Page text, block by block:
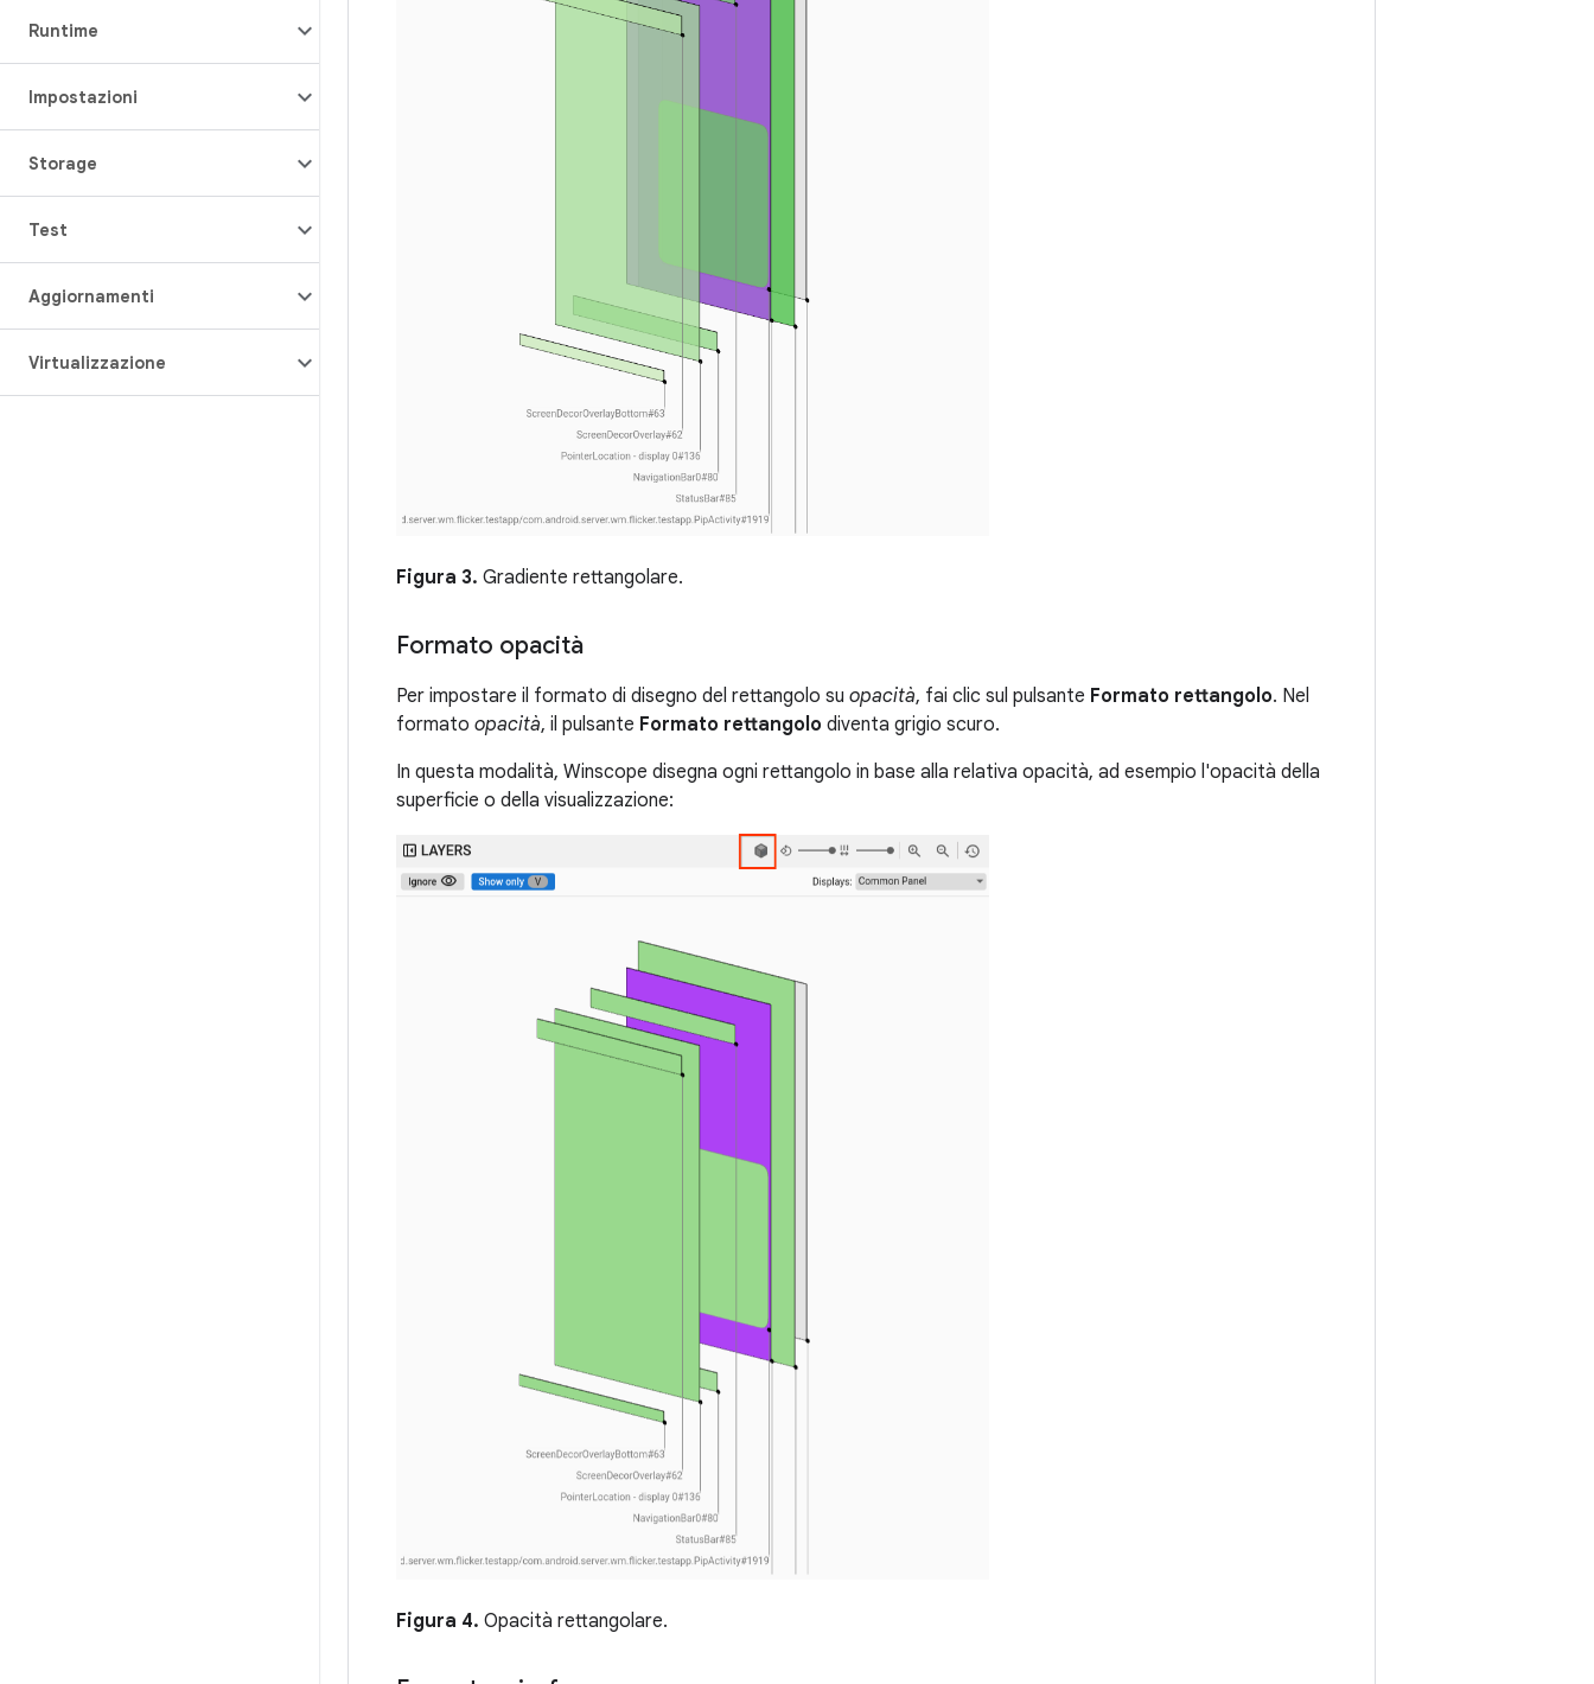
Runtime
Impostazioni
Storage
Test
Aggiornamenti
Virtualizzazione
Figura 3. Gradiente rettangolare.
Formato opacità
Per impostare il formato di disegno del rettangolo su opacità, fai clic sul pulsante Formato rettangolo. Nel
formato opacità, il pulsante Formato rettangolo diventa grigio scuro.
In questa modalità, Winscope disegna ogni rettangolo in base alla relativa opacità, ad esempio l'opacità della
superficie o della visualizzazione:
Figura 4. Opacità rettangolare.